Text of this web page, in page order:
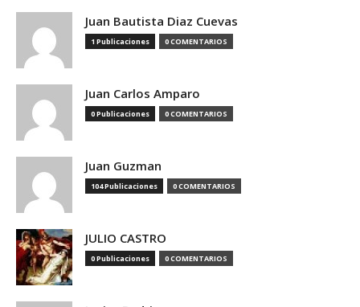
Juan Bautista Diaz Cuevas
1 Publicaciones 0 COMENTARIOS
Juan Carlos Amparo
0 Publicaciones 0 COMENTARIOS
Juan Guzman
104 Publicaciones 0 COMENTARIOS
JULIO CASTRO
0 Publicaciones 0 COMENTARIOS